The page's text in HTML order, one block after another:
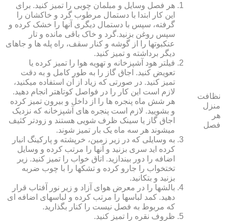
نظافت
منزل
هر
فصل
هر فصل وسایل و مبلمان چوبی را تمیز کنید. برای
این کار ابتدا با دستمال مرطوب گرد و خاک‏شان را
گرفته، سپس با دستمال دیگری آنها را خشک کرده و
سپس روغن بزنید.گرد و خاک باقی مانده و تار
عنکبوت‏ها را از گوشه و کنار سقف، راه پله‏ ها و جاهای
دیگر برداشته و تمیز کنید.
فیلتر هود آشپزخانه و تهویه هوا را تمیز کرده یا
تعویض کنید. اجاق گاز را به طور کامل و به دقت
تمیز کنید. در صورتی که زیاد از آن استفاده می‏کنید،
لازم است این کار را در فواصل کوتاه‏تر انجام دهید.
هر شش ماه پنجره‏ ها را از داخل و بیرون تمیز کرده
و بشویید. لازم است پنجره‏ های آشپزخانه که نزدیک
اجاق گاز یا سینک ظرف شویی هستند و زودتر کثیف
می‏شوند هر سه ماه یک بار تمیز شوند.
به وسایلی که در زیر زمین، خرپشته و پارکینگ انبار
کرده‏ اید سری بزنید و آنها را مرتب کرده و وسایل
اضافه را دور بیندازید. اتاق خواب را تمیز کنید. زیر
تختخواب را جارو کرده و تشک‏ها را با چوب ضربه
بزنید و بتکانید.
بالش‏ها را در معرض هوای آزاد و زیر نور آفتاب قرار
دهید. کمد لباس‏ها را مرتب کرده و لباس‏های اضافه ای
که مربوط به فصل نیست را کنار بگذارید.
ظروف نقره را تمیز کنید.